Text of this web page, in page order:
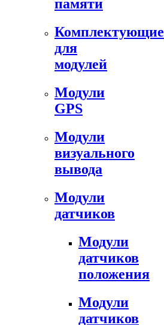
памяти
Комплектующие
для
модулей
Модули
GPS
Модули
визуального
вывода
Модули
датчиков
Модули
датчиков
положения
Модули
датчиков